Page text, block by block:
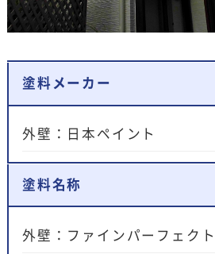
塗料メーカー
外壁：日本ペイント
塗料名称
外壁：ファインパーフェク